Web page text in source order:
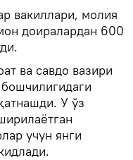
вакиллари, молия
доиралардан 600
ва савдо вазири
У ўз
учун янги